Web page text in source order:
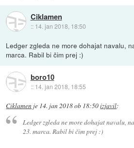
Ciklamen
:: 14. jan 2018, 18:50
Ledger zgleda ne more dohajat navalu,
marca. Rabil bi čim prej :)
boro10
:: 14. jan 2018, 18:55
Ciklamen je 14. jan 2018 ob 18:50izjavil:
Ledger zgleda ne more dohajat navalu,
23. marca. Rabil bi čim prej :)